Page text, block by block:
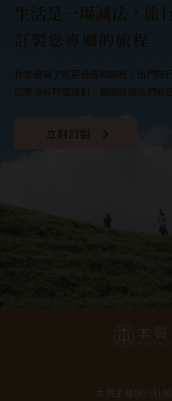
生活是一場減法，旅
訂製您專屬的旅程
休息是為了走更長遠的路程，出門旅
如果沒有時間規劃，那麼就讓我們替
本質主義旅行社